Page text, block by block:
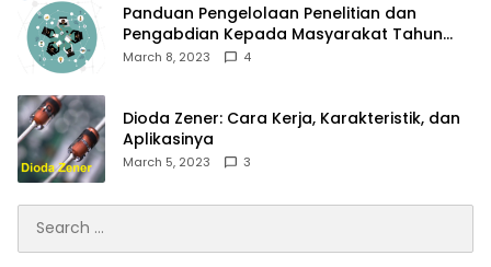
Panduan Pengelolaan Penelitian dan
Pengabdian Kepada Masyarakat Tahun
2023
March 8, 2023 4
Dioda Zener: Cara Kerja, Karakteristik, dan
Aplikasinya
March 5, 2023 3
for: